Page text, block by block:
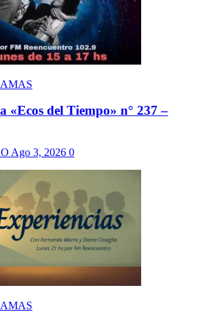
«Ecos del Tiempo» n° 237 –
Ago 3, 2026 0